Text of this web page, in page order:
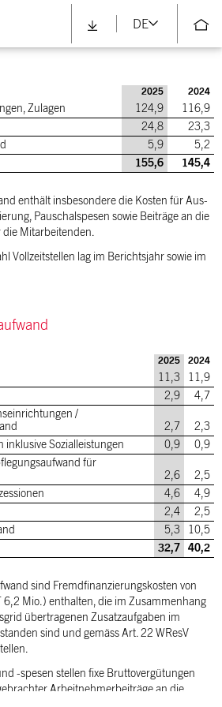
DE
Wartung Hard- und Software geführt.
2025 2024
Zulagen 124,9
116,9
24,8
23,3
5,9
5,2
155,6
145,4
enthält insbesondere die Kosten für Aus-
Pauschalspesen sowie Beiträge an die
die Mitarbeitenden.
Vollzeitstellen lag im Berichtsjahr sowie im
2025 2024
11,3
11,9
2,9
4,7
/
2,7
2,3
inklusive Sozialleistungen
0,9
0,9
für
2,6
2,5
4,6
4,9
2,4
2,5
5,3
10,5
32,7
40,2
sind Fremdfinanzierungskosten von
6,2 Mio.) enthalten, die im Zusammenhang
übertragenen Zusatzaufgaben im
sind und gemäss Art. 22 WResV
-spesen stellen fixe Bruttovergütungen
Arbeitnehmerbeiträge an die